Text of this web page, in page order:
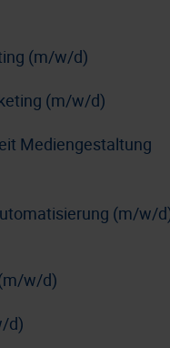
(m/w/d)
(m/w/d)
Mediengestaltung
(m/w/
w/d)
d)